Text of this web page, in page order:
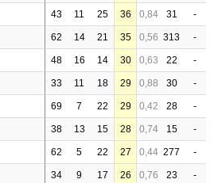
43 11 25 36 0,84 31 -
62 14 21 35 0,56 313 -
48 16 14 30 0,63 22 -
33 11 18 29 0,88 30 -
69 7 22 29 0,42 28 -
38 13 15 28 0,74 15 -
62 5 22 27 0,44 277 -
34 9 17 26 0,76 23 -